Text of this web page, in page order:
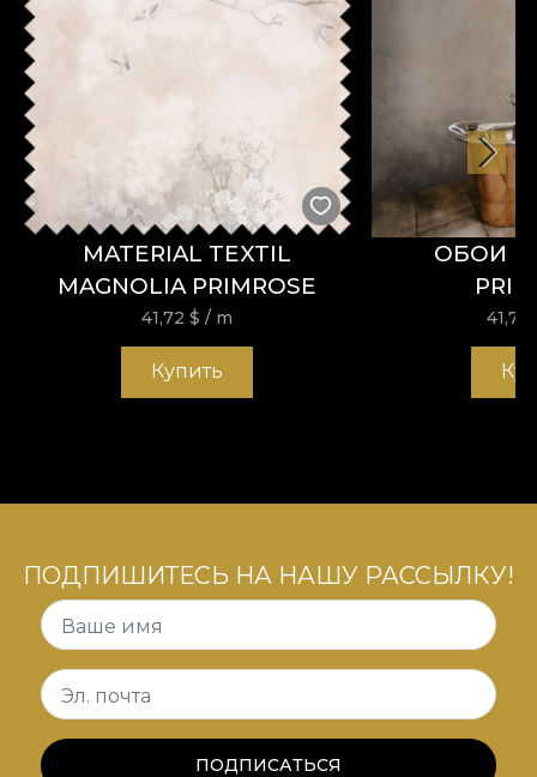
MATERIAL TEXTIL
MAGNOLIA PRIMROSE
41,72$ / m
Купить
ОБОИ
41,72
ПОДПИШИТЕСЬ НА НАШУ РАССЫЛКУ!
Ваше имя
Эл. почта
ПОДПИСАТЬСЯ